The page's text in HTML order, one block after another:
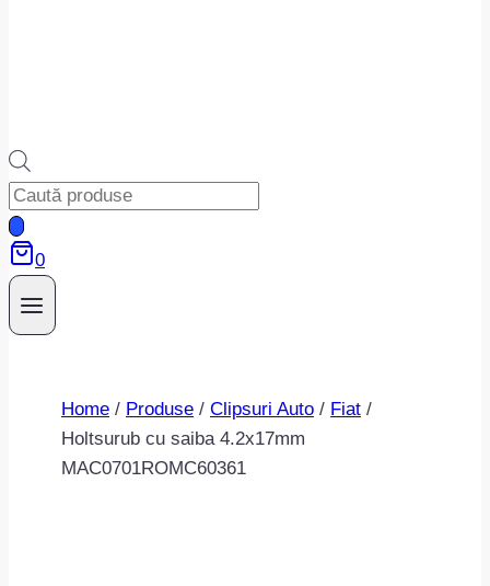
Products
search
0
Home / Produse / Clipsuri Auto / Fiat /
Holtsurub cu saiba 4.2x17mm
MAC0701ROMC60361